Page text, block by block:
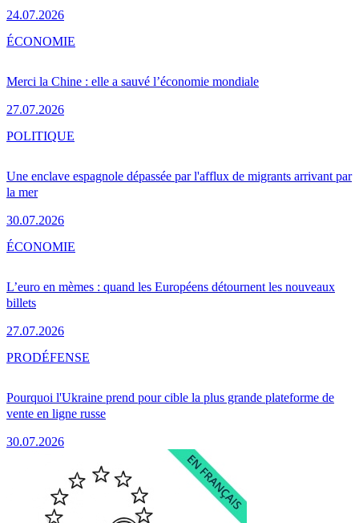
24.07.2026
Merci la Chine : elle a sauvé l’économie mondiale
27.07.2026
ÉCONOMIE
Une enclave espagnole dépassée par l'afflux de migrants arrivant par
la mer
30.07.2026
POLITIQUE
L’euro en mèmes : quand les Européens détournent les nouveaux
billets
27.07.2026
ÉCONOMIE
Pourquoi l'Ukraine prend pour cible la plus grande plateforme de
vente en ligne russe
30.07.2026
PRODÉFENSE